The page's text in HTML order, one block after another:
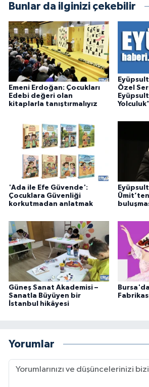
Bunlar da ilginizi çekebilir
Emeni Erdoğan: Çocukları
Edebi değeri olan
kitaplarla tanıştırmalıyız
Özel
'Ada ile Efe Güvende':
Çocuklara Güvenliği
korkutmadan anlatmak
Güneş Sanat Akademisi –
Sanatla Büyüyen bir
İstanbul hikâyesi
Yorumlar